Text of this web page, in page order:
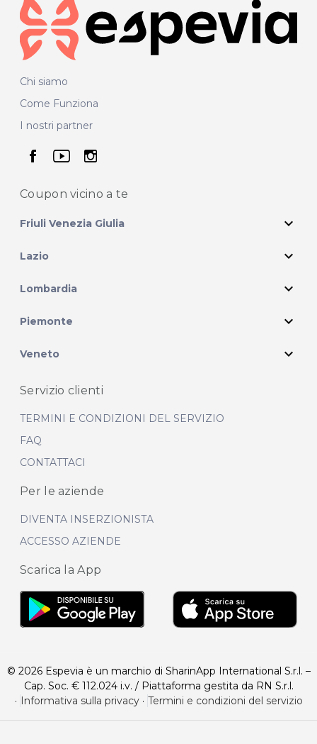
Chi siamo
Come Funziona
I nostri partner
seguici su facebook
seguici su youtube
seguici su instagram
Coupon vicino a te
Friuli Venezia Giulia expand_more
Lazio expand_more
Lombardia expand_more
Piemonte expand_more
Veneto expand_more
Servizio clienti
TERMINI E CONDIZIONI DEL SERVIZIO
FAQ
CONTATTACI
Per le aziende
DIVENTA INSERZIONISTA
ACCESSO AZIENDE
Scarica la App
© 2026 Espevia è un marchio di SharinApp International S.r.l. –
Cap. Soc. € 112.024 i.v. / Piattaforma gestita da RN S.r.l.
·
Informativa sulla privacy· Termini e condizioni del servizio